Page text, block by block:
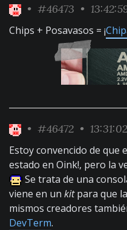
• #46473 •
Chips + Posavasos = ¡
• #46472 •
Estoy convencido de que
estado en Oink!, pero la
Se trata de una
viene en un kitpara que
mismos creadores
DevTerm.